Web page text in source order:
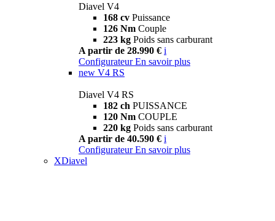
Diavel V4
168 cv Puissance
126 Nm Couple
223 kg Poids sans carburant
A partir de 28.990 € i
Configurateur En savoir plus
new V4 RS
Diavel V4 RS
182 ch PUISSANCE
120 Nm COUPLE
220 kg Poids sans carburant
A partir de 40.590 € i
Configurateur En savoir plus
XDiavel